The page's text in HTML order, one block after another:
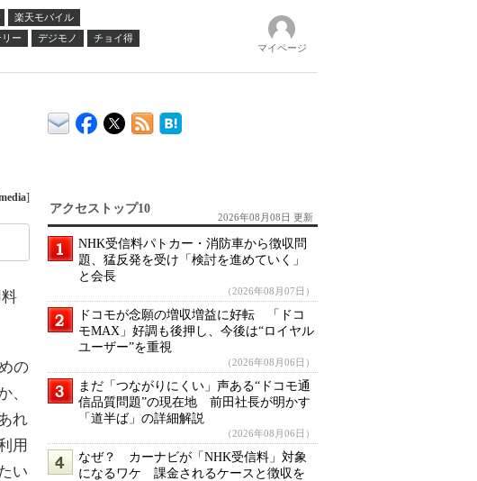
楽天モバイル
ー デジモノ
チョイ得
マイページ
]
の
、
れ
用
い
アクセストップ10
2026年08月08日 更新
NHK受信料パトカー・消防車から徴収問
題、猛反発を受け「検討を進めていく」
と会長
（2026年08月07日）
ドコモが念願の増収増益に好転 「ドコ
モMAX」好調も後押し、今後は“ロイヤル
ユーザー”を重視
（2026年08月06日）
まだ「つながりにくい」声ある“ドコモ通
信品質問題”の現在地 前田社長が明かす
「道半ば」の詳細解説
（2026年08月06日）
なぜ？ カーナビが「NHK受信料」対象
になるワケ 課金されるケースと徴収を